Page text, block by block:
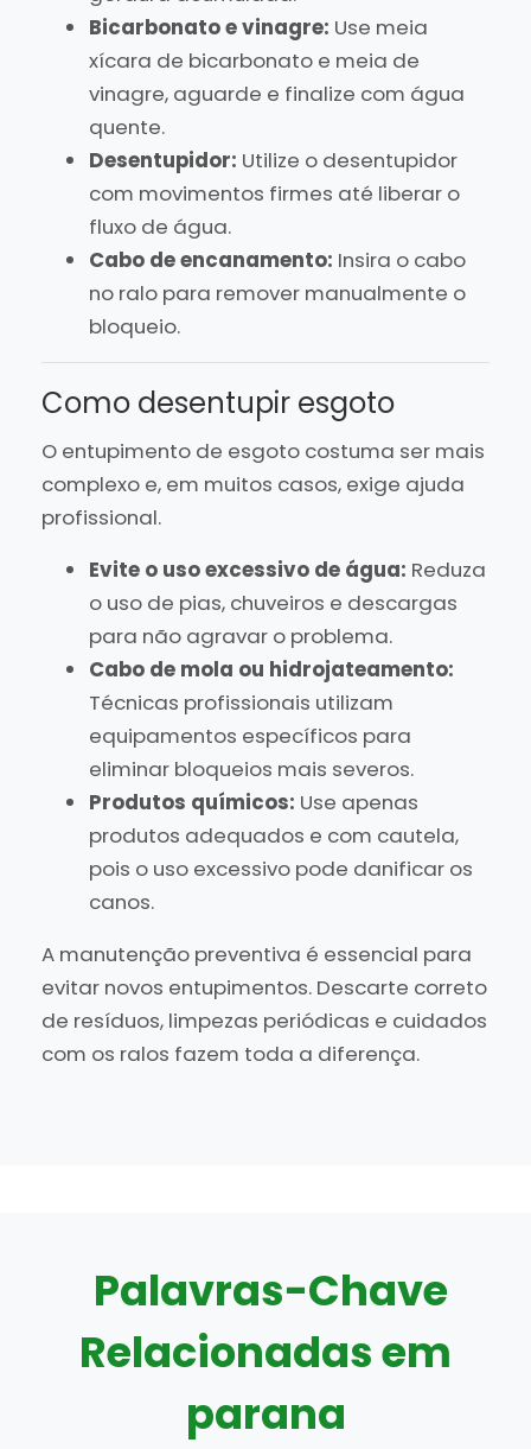
Bicarbonato e vinagre: Use meia
xícara de bicarbonato e meia de
vinagre, aguarde e finalize com água
quente.
Desentupidor: Utilize o desentupidor
com movimentos firmes até liberar o
fluxo de água.
Cabo de encanamento: Insira o cabo
no ralo para remover manualmente o
bloqueio.
Como desentupir esgoto
O entupimento de esgoto costuma ser mais
complexo e, em muitos casos, exige ajuda
profissional.
Evite o uso excessivo de água: Reduza
o uso de pias, chuveiros e descargas
para não agravar o problema.
Cabo de mola ou hidrojateamento:
Técnicas profissionais utilizam
equipamentos específicos para
eliminar bloqueios mais severos.
Produtos químicos: Use apenas
produtos adequados e com cautela,
pois o uso excessivo pode danificar os
canos.
A manutenção preventiva é essencial para
evitar novos entupimentos. Descarte correto
de resíduos, limpezas periódicas e cuidados
com os ralos fazem toda a diferença.
Palavras-Chave
Relacionadas em
parana